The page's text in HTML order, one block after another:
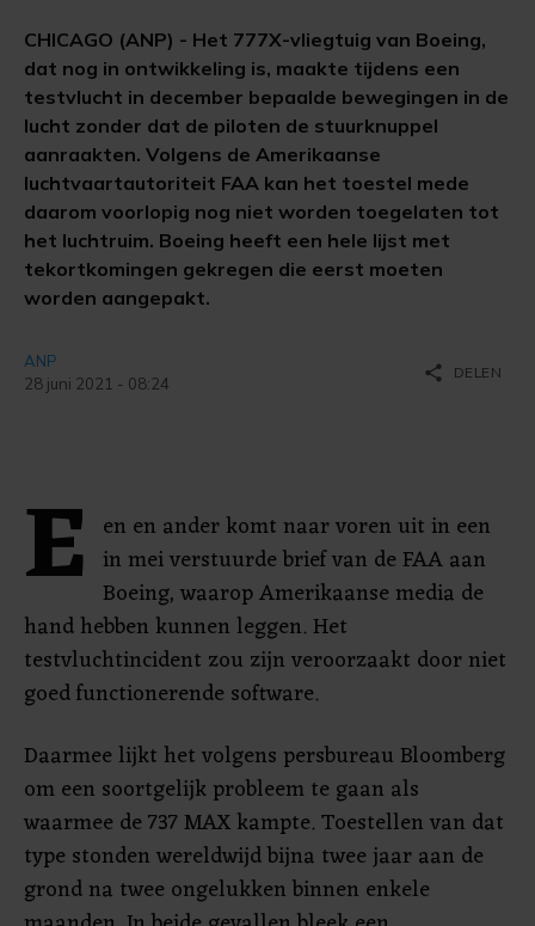
CHICAGO (ANP) - Het 777X-vliegtuig van Boeing,
dat nog in ontwikkeling is, maakte tijdens een
testvlucht in december bepaalde bewegingen in de
lucht zonder dat de piloten de stuurknuppel
aanraakten. Volgens de Amerikaanse
luchtvaartautoriteit FAA kan het toestel mede
daarom voorlopig nog niet worden toegelaten tot
het luchtruim. Boeing heeft een hele lijst met
tekortkomingen gekregen die eerst moeten
worden aangepakt.
ANP
28 juni 2021 - 08:24
share DELEN
E en en ander komt naar voren uit in een
in mei verstuurde brief van de FAA aan
Boeing, waarop Amerikaanse media de
hand hebben kunnen leggen. Het
testvluchtincident zou zijn veroorzaakt door niet
goed functionerende software.
Daarmee lijkt het volgens persbureau Bloomberg
om een soortgelijk probleem te gaan als
waarmee de 737 MAX kampte. Toestellen van dat
type stonden wereldwijd bijna twee jaar aan de
grond na twee ongelukken binnen enkele